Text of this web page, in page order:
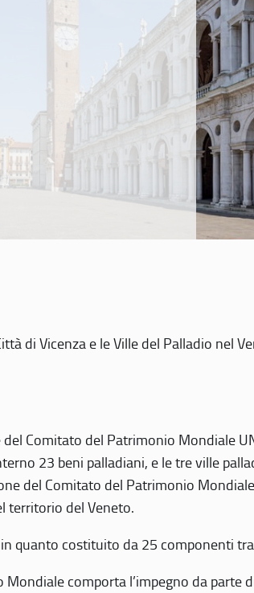
di Vicenza e le Ville del Palladio nel
Comitato del Patrimonio Mondiale
23 beni palladiani, e le tre ville
del Comitato del Patrimonio
territorio del Veneto.
quanto costituito da 25 componenti
comporta l’impegno da